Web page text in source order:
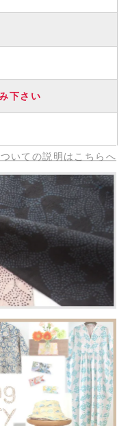
下さい
いての説明はこちらへ